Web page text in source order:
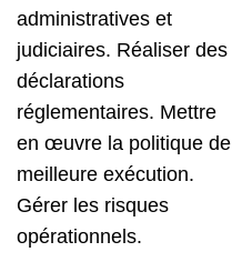
administratives et
judiciaires. Réaliser des
déclarations
réglementaires. Mettre
en œuvre la politique de
meilleure exécution.
Gérer les risques
opérationnels.